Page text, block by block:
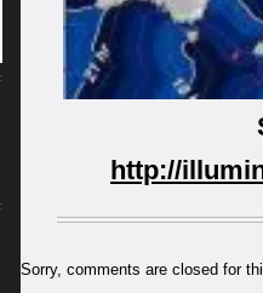
http://
Sorry, comments are closed for